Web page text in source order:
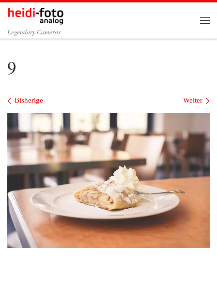
Zum Inhalt springen
Legendary Cameras
9
Bilder Navigation
Bisherige Weiter